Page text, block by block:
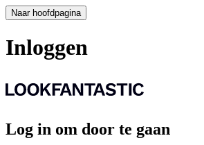
Naar hoofdpagina
Inloggen
Log in om door te gaan